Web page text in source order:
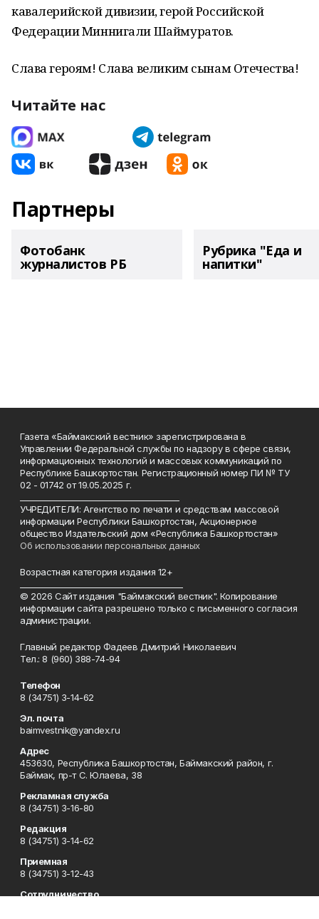
кавалерийской дивизии, герой Российской
Федерации Миннигали Шаймуратов.
Слава героям! Слава великим сынам Отечества!
Читайте нас
Партнеры
Фотобанк
журналистов РБ
Рубрика "Еда и
напитки"
Газета «Баймакский вестник» зарегистрирована в
Управлении Федеральной службы по надзору в сфере связи,
информационных технологий и массовых коммуникаций по
Республике Башкортостан. Регистрационный номер ПИ № ТУ
02 - 01742 от 19.05.2025 г.
УЧРЕДИТЕЛИ: Агентство по печати и средствам массовой
информации Республики Башкортостан, Акционерное
общество Издательский дом «Республика Башкортостан»
Об использовании персональных данных
Возрастная категория издания 12+
© 2026 Сайт издания "Баймакский вестник". Копирование
информации сайта разрешено только с письменного согласия
администрации.
Главный редактор Фадеев Дмитрий Николаевич
Тел.: 8 (960) 388-74-94
Телефон
8 (34751) 3-14-62
Эл. почта
baimvestnik@yandex.ru
Адрес
453630, Республика Башкортостан, Баймакский район, г.
Баймак, пр-т С. Юлаева, 38
Рекламная служба
8 (34751) 3-16-80
Редакция
8 (34751) 3-14-62
Приемная
8 (34751) 3-12-43
Сотрудничество